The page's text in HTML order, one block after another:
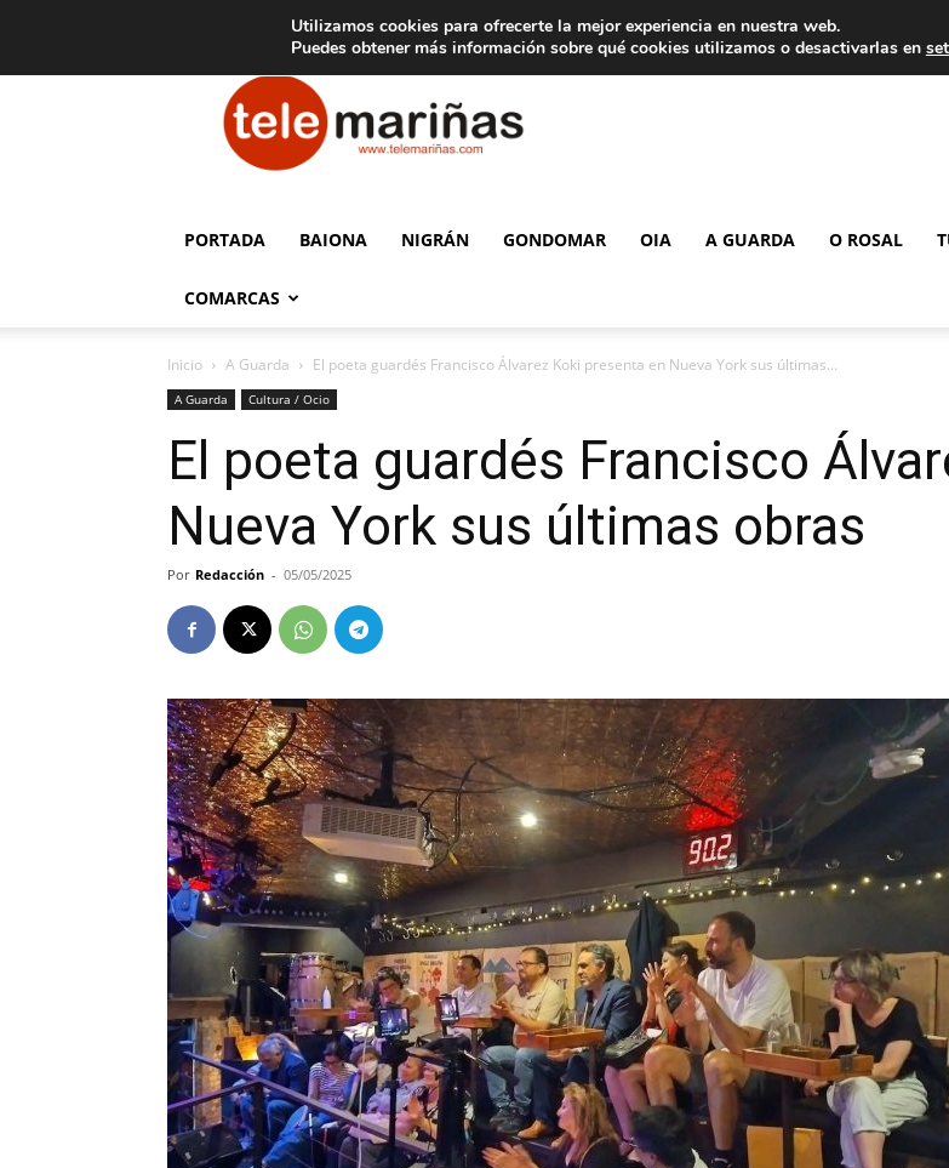
Aviso legal Tarifas de publicidad
Telemariñas
PORTADA BAIONA NIGRÁN GONDOMAR OIA A GUARDA O ROSAL
COMARCAS
Inicio A Guarda El poeta guardés Francisco Álvarez Koki presenta en Nueva York sus últimas...
A Guarda Cultura / Ocio
El poeta guardés Francisco
Nueva York sus últimas obras
Por Redacción - 05/05/2025
Utilizamos cookies para ofrecerte la mejor experiencia en nuestra web.
Puedes obtener más información sobre qué cookies utilizamos o desactivarlas en